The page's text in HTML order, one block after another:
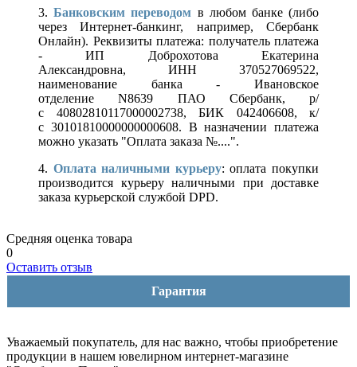
3.Банковским переводом в любом банке (либо
через Интернет-банкинг, например, Сбербанк
Онлайн). Реквизиты платежа: получатель платежа
- ИП Доброхотова Екатерина
Александровна, ИНН 370527069522,
наименование банка - Ивановское
отделение N8639 ПАО Сбербанк, р/
с 40802810117000002738, БИК 042406608, к/
с 30101810000000000608. В назначении платежа
можно указать "Оплата заказа №....".
4. Оплата наличными курьеру: оплата покупки
производится курьеру наличными при доставке
заказа курьерской службой DPD.
Средняя оценка товара
0
Оставить отзыв
Гарантия
Уважаемый покупатель, для нас важно, чтобы приобретение
продукции в нашем ювелирном интернет-магазине